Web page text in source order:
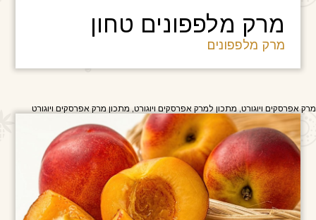
מרק מלפפונים טחון
מרק מלפפונים
מרק אפרסקים ויוגורט, מתכון למרק אפרסקים ויוגורט, מתכון מרק אפרסקים ויוגורט